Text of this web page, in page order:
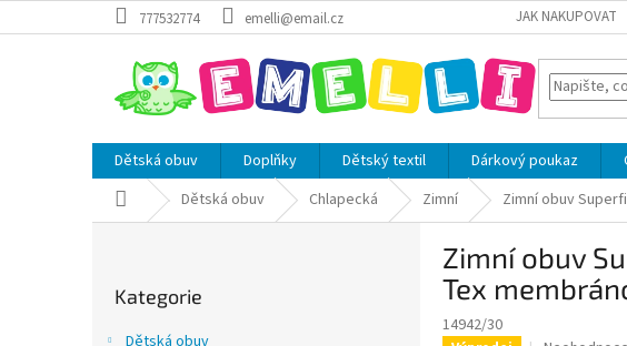
na
777532774 emelli@email.cz JAK NAKUPOVAT
Dětská obuv Doplňky Dětský textil Dárkový poukaz
Domů Dětská obuv Chlapecká Zimní Zimní obuv
kategorie
Kategorie
Dětská obuv
Zimní obuv
Tex
14942/30